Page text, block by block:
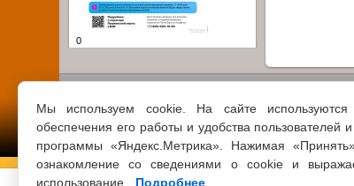
Мы используем cookie. На сайте
обеспечения его работы и удобства пользователей и
программы «Яндекс.Метрика». Нажимая
ознакомление со сведениями о cookie и
использование.
Подробнее
0